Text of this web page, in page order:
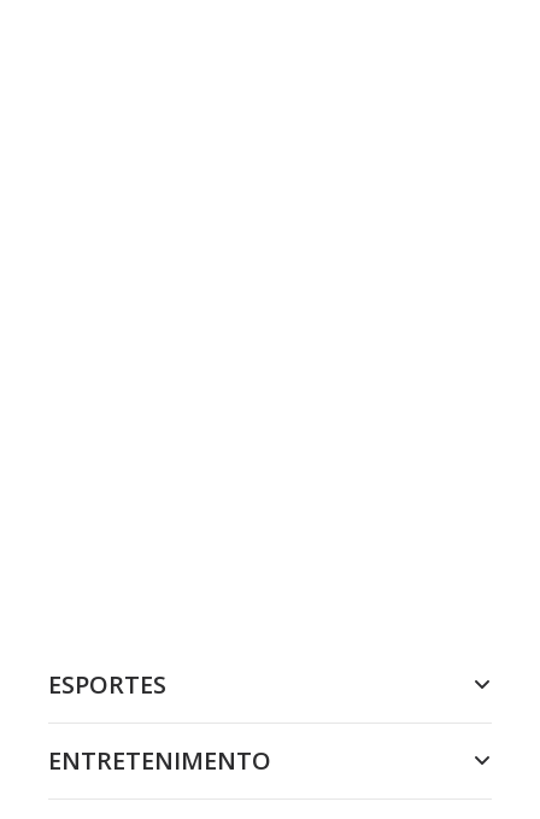
ESPORTES
ENTRETENIMENTO